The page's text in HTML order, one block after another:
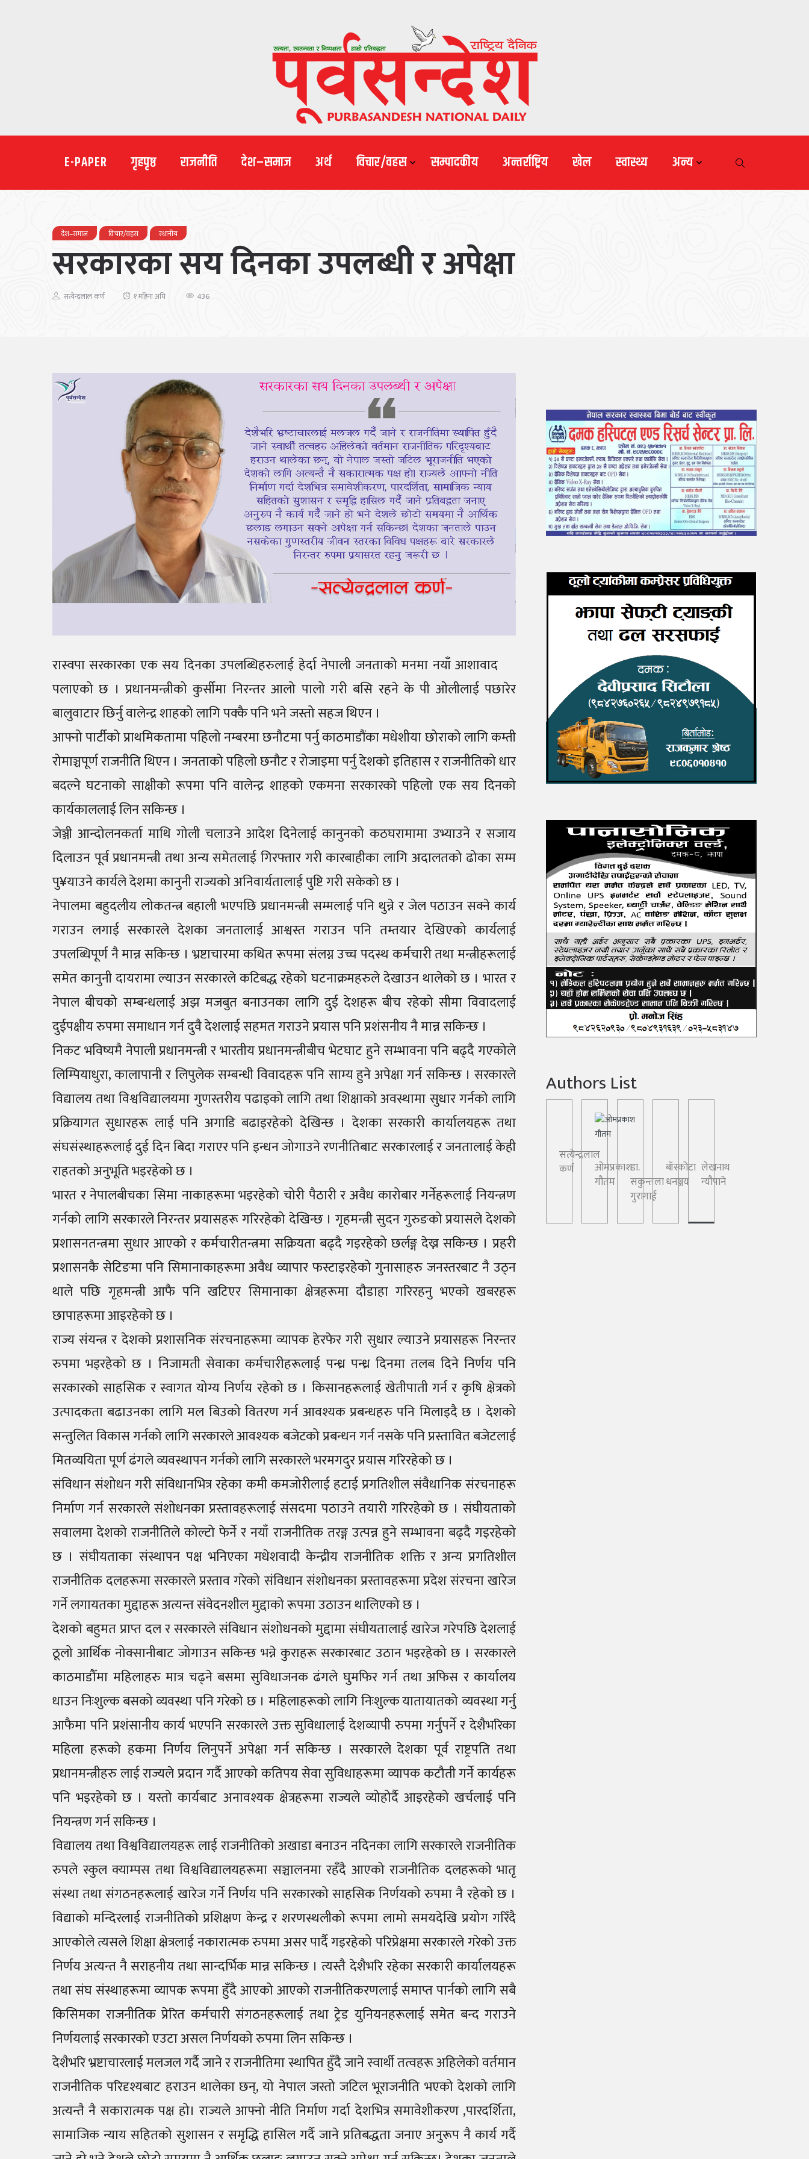
E-PAPER गृहपृष्ठ राजनीति देश–समाज अर्थ विचार/वहस सम्पादकीय अन्तर्राष्ट्रिय खेल स्वास्थ्य अन्य
देश–समाज विचार/वहस स्थानीय
सरकारका सय दिनका उपलब्धी र अपेक्षा
सत्येन्द्रलाल कर्ण १ महिना अघि 436
रास्वपा सरकारका एक सय दिनका उपलब्धिहरुलाई हेर्दा नेपाली जनताको मनमा नयाँ आशावाद
पलाएको छ । प्रधानमन्त्रीको कुर्सीमा निरन्तर आलो पालो गरी बसि रहने के पी ओलीलाई पछारेर
बालुवाटार छिर्नु वालेन्द्र शाहको लागि पक्कै पनि भने जस्तो सहज थिएन ।
आफ्नो पार्टीको प्राथमिकतामा पहिलो नम्बरमा छनौटमा पर्नु काठमाडौंका मधेशीया छोराको लागि कम्ती
रोमाञ्चपूर्ण राजनीति थिएन । जनताको पहिलो छनौट र रोजाइमा पर्नु देशको इतिहास र राजनीतिको धार
बदल्ने घटनाको साक्षीको रूपमा पनि वालेन्द्र शाहको एकमना सरकारको पहिलो एक सय दिनको
कार्यकाललाई लिन सकिन्छ ।
जेञ्जी आन्दोलनकर्ता माथि गोली चलाउने आदेश दिनेलाई कानुनको कठघरामामा उभ्याउने र सजाय
दिलाउन पूर्व प्रधानमन्त्री तथा अन्य समेतलाई गिरफ्तार गरी कारबाहीका लागि अदालतको ढोका सम्म
पु¥याउने कार्यले देशमा कानुनी राज्यको अनिवार्यतालाई पुष्टि गरी सकेको छ ।
नेपालमा बहुदलीय लोकतन्त्र बहाली भएपछि प्रधानमन्त्री सम्मलाई पनि थुन्ने र जेल पठाउन सक्ने कार्य
गराउन लगाई सरकारले देशका जनतालाई आश्वस्त गराउन पनि तम्तयार देखिएको कार्यलाई
उपलब्धिपूर्ण नै मान्न सकिन्छ । भ्रष्टाचारमा कथित रूपमा संलग्न उच्च पदस्थ कर्मचारी तथा मन्त्रीहरूलाई
समेत कानुनी दायरामा ल्याउन सरकारले कटिबद्ध रहेको घटनाक्रमहरुले देखाउन थालेको छ । भारत र
नेपाल बीचको सम्बन्धलाई अझ मजबुत बनाउनका लागि दुई देशहरू बीच रहेको सीमा विवादलाई
दुईपक्षीय रुपमा समाधान गर्न दुवै देशलाई सहमत गराउने प्रयास पनि प्रशंसनीय नै मान्न सकिन्छ ।
निकट भविष्यमै नेपाली प्रधानमन्त्री र भारतीय प्रधानमन्त्रीबीच भेटघाट हुने सम्भावना पनि बढ्दै गएकोले
लिम्पियाधुरा, कालापानी र लिपुलेक सम्बन्धी विवादहरू पनि साम्य हुने अपेक्षा गर्न सकिन्छ । सरकारले
विद्यालय तथा विश्वविद्यालयमा गुणस्तरीय पढाइको लागि तथा शिक्षाको अवस्थामा सुधार गर्नको लागि
प्रक्रियागत सुधारहरू लाई पनि अगाडि बढाइरहेको देखिन्छ । देशका सरकारी कार्यालयहरू तथा
संघसंस्थाहरूलाई दुई दिन बिदा गराएर पनि इन्धन जोगाउने रणनीतिबाट सरकारलाई र जनतालाई केही
राहतको अनुभूति भइरहेको छ ।
भारत र नेपालबीचका सिमा नाकाहरूमा भइरहेको चोरी पैठारी र अवैध कारोबार गर्नेहरूलाई नियन्त्रण
गर्नको लागि सरकारले निरन्तर प्रयासहरू गरिरहेको देखिन्छ । गृहमन्त्री सुदन गुरुङको प्रयासले देशको
प्रशासनतन्त्रमा सुधार आएको र कर्मचारीतन्त्रमा सक्रियता बढ्दै गइरहेको छर्लङ्ग देख्न सकिन्छ । प्रहरी
प्रशासनकै सेटिङमा पनि सिमानाकाहरूमा अवैध व्यापार फस्टाइरहेको गुनासाहरु जनस्तरबाट नै उठ्न
थाले पछि गृहमन्त्री आफै पनि खटिएर सिमानाका क्षेत्रहरूमा दौडाहा गरिरहनु भएको खबरहरू
छापाहरूमा आइरहेको छ ।
राज्य संयन्त्र र देशको प्रशासनिक संरचनाहरूमा व्यापक हेरफेर गरी सुधार ल्याउने प्रयासहरू निरन्तर
रुपमा भइरहेको छ । निजामती सेवाका कर्मचारीहरूलाई पन्ध्र पन्ध्र दिनमा तलब दिने निर्णय पनि
सरकारको साहसिक र स्वागत योग्य निर्णय रहेको छ । किसानहरूलाई खेतीपाती गर्न र कृषि क्षेत्रको
उत्पादकता बढाउनका लागि मल बिउको वितरण गर्न आवश्यक प्रबन्धहरु पनि मिलाइदै छ । देशको
सन्तुलित विकास गर्नको लागि सरकारले आवश्यक बजेटको प्रबन्धन गर्न नसके पनि प्रस्तावित बजेटलाई
मितव्ययिता पूर्ण ढंगले व्यवस्थापन गर्नको लागि सरकारले भरमगदुर प्रयास गरिरहेको छ ।
संविधान संशोधन गरी संविधानभित्र रहेका कमी कमजोरीलाई हटाई प्रगतिशील संवैधानिक संरचनाहरू
निर्माण गर्न सरकारले संशोधनका प्रस्तावहरूलाई संसदमा पठाउने तयारी गरिरहेको छ । संघीयताको
सवालमा देशको राजनीतिले कोल्टो फेर्ने र नयाँ राजनीतिक तरङ्ग उत्पन्न हुने सम्भावना बढ्दै गइरहेको
छ । संघीयताका संस्थापन पक्ष भनिएका मधेशवादी केन्द्रीय राजनीतिक शक्ति र अन्य प्रगतिशील
राजनीतिक दलहरूमा सरकारले प्रस्ताव गरेको संविधान संशोधनका प्रस्तावहरूमा प्रदेश संरचना खारेज
गर्ने लगायतका मुद्दाहरू अत्यन्त संवेदनशील मुद्दाको रूपमा उठाउन थालिएको छ ।
देशको बहुमत प्राप्त दल र सरकारले संविधान संशोधनको मुद्दामा संघीयतालाई खारेज गरेपछि देशलाई
ठूलो आर्थिक नोक्सानीबाट जोगाउन सकिन्छ भन्ने कुराहरू सरकारबाट उठान भइरहेको छ । सरकारले
काठमाडौँमा महिलाहरु मात्र चढ्ने बसमा सुविधाजनक ढंगले घुमफिर गर्न तथा अफिस र कार्यालय
धाउन निःशुल्क बसको व्यवस्था पनि गरेको छ । महिलाहरूको लागि निःशुल्क यातायातको व्यवस्था गर्नु
आफैमा पनि प्रशंसानीय कार्य भएपनि सरकारले उक्त सुविधालाई देशव्यापी रुपमा गर्नुपर्ने र देशैभरिका
महिला हरूको हकमा निर्णय लिनुपर्ने अपेक्षा गर्न सकिन्छ । सरकारले देशका पूर्व राष्ट्रपति तथा
प्रधानमन्त्रीहरु लाई राज्यले प्रदान गर्दै आएको कतिपय सेवा सुविधाहरूमा व्यापक कटौती गर्ने कार्यहरू
पनि भइरहेको छ । यस्तो कार्यबाट अनावश्यक क्षेत्रहरूमा राज्यले व्योहोर्दै आइरहेको खर्चलाई पनि
नियन्त्रण गर्न सकिन्छ ।
विद्यालय तथा विश्वविद्यालयहरू लाई राजनीतिको अखाडा बनाउन नदिनका लागि सरकारले राजनीतिक
रुपले स्कुल क्याम्पस तथा विश्वविद्यालयहरूमा सञ्चालनमा रहँदै आएको राजनीतिक दलहरूको भातृ
संस्था तथा संगठनहरूलाई खारेज गर्ने निर्णय पनि सरकारको साहसिक निर्णयको रुपमा नै रहेको छ ।
विद्याको मन्दिरलाई राजनीतिको प्रशिक्षण केन्द्र र शरणस्थलीको रूपमा लामो समयदेखि प्रयोग गरिँदै
आएकोले त्यसले शिक्षा क्षेत्रलाई नकारात्मक रुपमा असर पार्दै गइरहेको परिप्रेक्षमा सरकारले गरेको उक्त
निर्णय अत्यन्त नै सराहनीय तथा सान्दर्भिक मान्न सकिन्छ । त्यस्तै देशैभरि रहेका सरकारी कार्यालयहरू
तथा संघ संस्थाहरूमा व्यापक रूपमा हुँदै आएको आएको राजनीतिकरणलाई समाप्त पार्नको लागि सबै
किसिमका राजनीतिक प्रेरित कर्मचारी संगठनहरूलाई तथा ट्रेड युनियनहरूलाई समेत बन्द गराउने
निर्णयलाई सरकारको एउटा असल निर्णयको रुपमा लिन सकिन्छ ।
देशैभरि भ्रष्टाचारलाई मलजल गर्दै जाने र राजनीतिमा स्थापित हुँदै जाने स्वार्थी तत्वहरू अहिलेको वर्तमान
राजनीतिक परिदृश्यबाट हराउन थालेका छन्, यो नेपाल जस्तो जटिल भूराजनीति भएको देशको लागि
अत्यन्तै नै सकारात्मक पक्ष हो। राज्यले आफ्नो नीति निर्माण गर्दा देशभित्र समावेशीकरण ,पारदर्शिता,
सामाजिक न्याय सहितको सुशासन र समृद्धि हासिल गर्दै जाने प्रतिबद्धता जनाए अनुरूप नै कार्य गर्दै
Authors List
सत्येन्द्रलाल
कर्ण
ओमप्रकाश
गौतम
डा.
सकुन्तला
गुरागाई
बाँस्कोटा
धनञ्जय
लेखनाथ
न्यौपाने